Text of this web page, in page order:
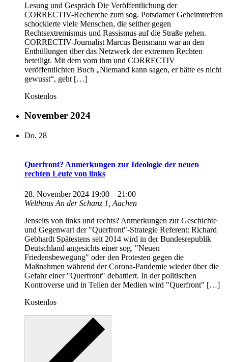
Lesung und Gespräch Die Veröffentlichung der
CORRECTIV-Recherche zum sog. Potsdamer Geheimtreffen
schockierte viele Menschen, die seither gegen
Rechtsextremismus und Rassismus auf die Straße gehen.
CORRECTIV-Journalist Marcus Bensmann war an den
Enthüllungen über das Netzwerk der extremen Rechten
beteiligt. Mit dem vom ihm und CORRECTIV
veröffentlichten Buch „Niemand kann sagen, er hätte es nicht
gewusst“, geht […]
Kostenlos
November 2024
Do. 28
Querfront? Anmerkungen zur Ideologie der neuen
rechten Leute von links
28. November 2024 19:00 – 21:00
Welthaus An der Schanz 1, Aachen
Jenseits von links und rechts? Anmerkungen zur Geschichte
und Gegenwart der "Querfront"-Strategie Referent: Richard
Gebhardt Spätestens seit 2014 wird in der Bundesrepublik
Deutschland angesichts einer sog. "Neuen
Friedensbewegung" oder den Protesten gegen die
Maßnahmen während der Corona-Pandemie wieder über die
Gefahr einer "Querfront" debattiert. In der politischen
Kontroverse und in Teilen der Medien wird "Querfront" […]
Kostenlos